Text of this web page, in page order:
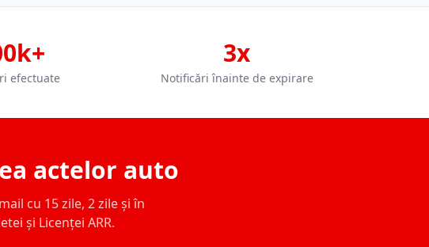
efectuate
3x
Notificări înainte de expirare
actelor auto
cu 15 zile, 2 zile și în
și Licenței ARR.